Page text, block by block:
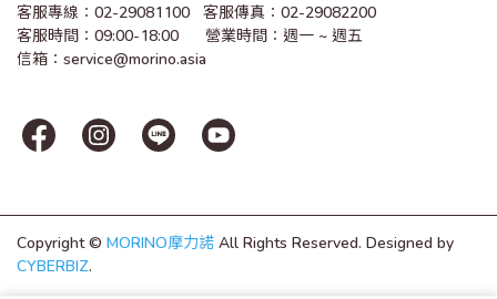
客服專線：02-29081100   客服傳真：02-29082200
客服時間：09:00-18:00      營業時間：週一 ~ 週五
信箱：service@morino.asia
Copyright © MORINO摩力諾 All Rights Reserved. Designed by
CYBERBIZ.